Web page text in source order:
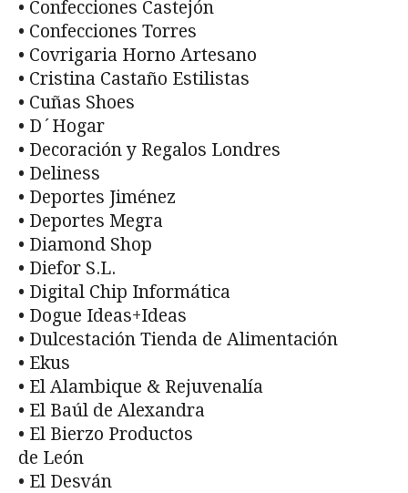
• Confecciones Castejón
• Confecciones Torres
• Covrigaria Horno Artesano
• Cristina Castaño Estilistas
• Cuñas Shoes
• D´Hogar
• Decoración y Regalos Londres
• Deliness
• Deportes Jiménez
• Deportes Megra
• Diamond Shop
• Diefor S.L.
• Digital Chip Informática
• Dogue Ideas+Ideas
• Dulcestación Tienda de Alimentación
• Ekus
• El Alambique & Rejuvenalía
• El Baúl de Alexandra
• El Bierzo Productos
de León
• El Desván